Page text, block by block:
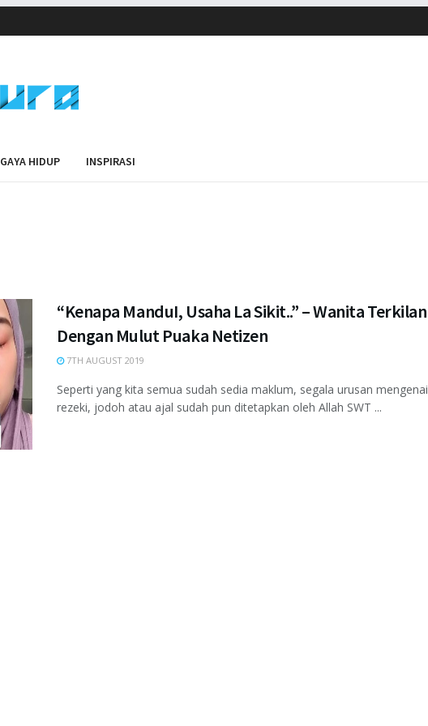
GAYA HIDUP INSPIRASI
“Kenapa ManduI, Usaha La Sikit..” – Wanita Terkilan
Dengan Mulut Puaka Netizen
7TH AUGUST 2019
Seperti yang kita semua sudah sedia maklum, segala urusan mengenai
rezeki, jodoh atau ajal sudah pun ditetapkan oleh Allah SWT ...